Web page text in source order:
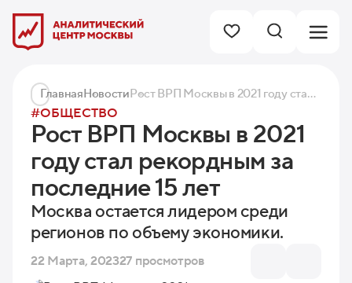
ГлавнаяНовости Рост ВРП Москвы в 2021 году стал рекордным за последние 15 лет
#ОБЩЕСТВО
Рост ВРП Москвы в 2021
году стал рекордным за
последние 15 лет
Москва остается лидером среди
регионов по объему экономики.
22 Марта, 202327 просмотров